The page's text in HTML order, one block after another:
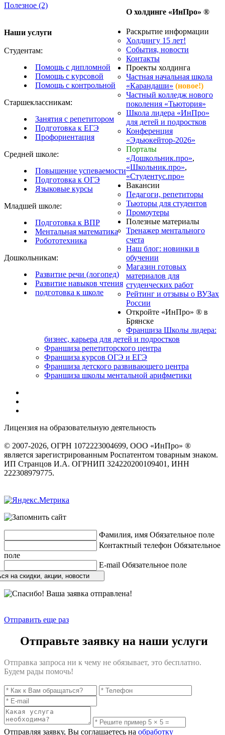
Полезное (2)
Наши услуги
Студентам:
Помощь с дипломной
Помощь с курсовой
Помощь с контрольной
Старшеклассникам:
Занятия с репетитором
Подготовка к ЕГЭ
Профориентация
Средней школе:
Повышение успеваемости
Подготовка к ОГЭ
Языковые курсы
Младшей школе:
Подготовка к ВПР
Ментальная математика
Робототехника
Дошкольникам:
Развитие речи (логопед)
Развитие навыков чтения
подготовка к школе
О холдинге «ИнПро» ®
Раскрытие информации
Холдингу 15 лет!
События, новости
Контакты
Проекты холдинга
Частная начальная школа
«Карандаши» (новое!)
Частный колледж нового
поколения «Тьютория»
Школа лидера «ИнПро»
для детей и подростков
Конференция
«Эдьюкейтор-2026»
Порталы
«Дошкольник.про»,
«Школьник.про»,
«Студентус.про»
Вакансии
Педагоги, репетиторы
Тьюторы для студентов
Промоутеры
Полезные материалы
Тренажер ментального
счета
Наш блог: новинки в
обучении
Магазин готовых
материалов для
студенческих работ
Рейтинг и отзывы о ВУЗах
России
Откройте «ИнПро» ® в
Брянске
Франшиза Школы лидера:
бизнес, карьера для детей и подростков
Франшиза репетиторского центра
Франшиза курсов ОГЭ и ЕГЭ
Франшиза детского развивающего центра
Франшиза школы ментальной арифметики
Лицензия на образовательную деятельность
© 2007-2026, ОГРН 1072223004699, ООО «ИнПро» ®
является зарегистрированным Роспатентом товарным знаком.
ИП Странцов И.А. ОГРНИП 324220200109401, ИНН
222308979775.
Фамилия, имя Обязательное поле
Контактный телефон Обязательное
поле
E-mail Обязательное поле
на скидки, акции, новости
Отправить еще раз
Отправьте заявку на наши услуги
Отправка запроса ни к чему не обязывает, это бесплатно.
Будем рады помочь!
Отправляя заявку, Вы соглашаетесь на обработку